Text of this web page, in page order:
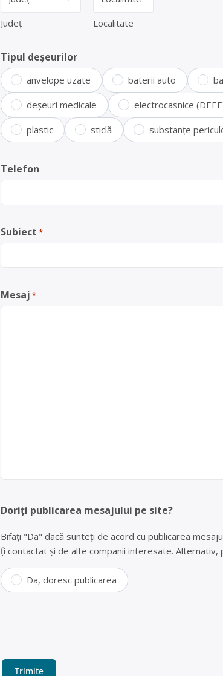
Județ Localitate
Tipul deșeurilor
anvelope uzate baterii auto
deșeuri medicale electrocasnice
plastic sticlă substanțe
Telefon
Subiect *
Mesaj *
Doriți publicarea mesajului pe site?
Bifați "Da" dacă sunteți de acord cu publicarea
fiți contactat și de alte companii interesate. Alternativ,
Da, doresc publicarea